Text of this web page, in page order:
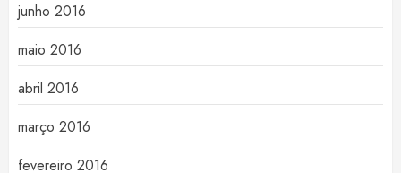
junho 2016
maio 2016
abril 2016
março 2016
fevereiro 2016